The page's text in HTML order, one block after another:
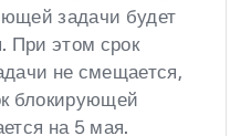
задачи будет
При этом срок
не смещается,
блокирующей
на 5 мая.